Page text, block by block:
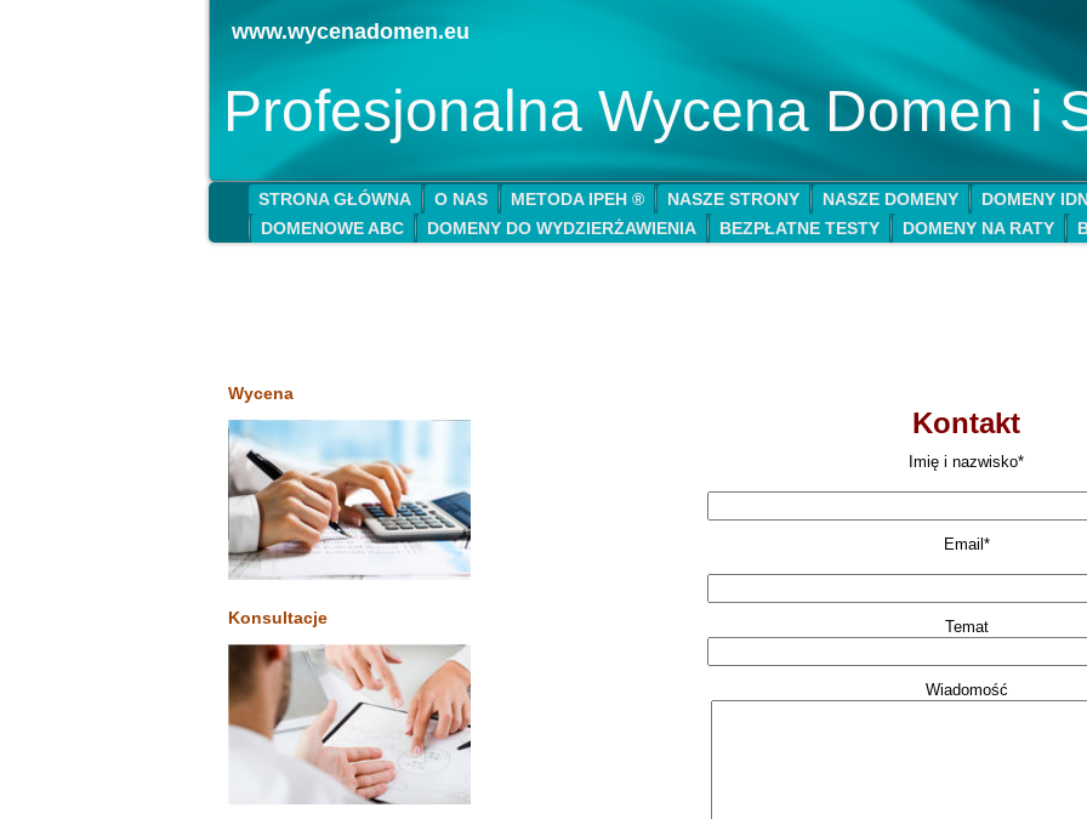
Profesjonalna Wycena Domen i
www.wycenadomen.eu
STRONA GŁÓWNA O NAS METODA IPEH ® NASZE STRONY NASZE DOMENY
DOMENY
DOMENOWE ABC
DOMENY DO WYDZIERŻAWIENIA BEZPŁATNE TESTY DOMENY NA RATY
Wycena
Konsultacje
Kontakt
Imię i nazwisko*
Email*
Temat
Wiadomość